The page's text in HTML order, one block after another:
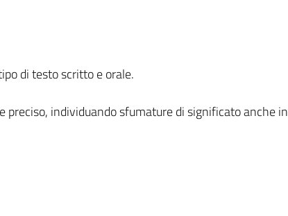
di testo scritto e orale.
preciso, individuando sfumature di significato anche in